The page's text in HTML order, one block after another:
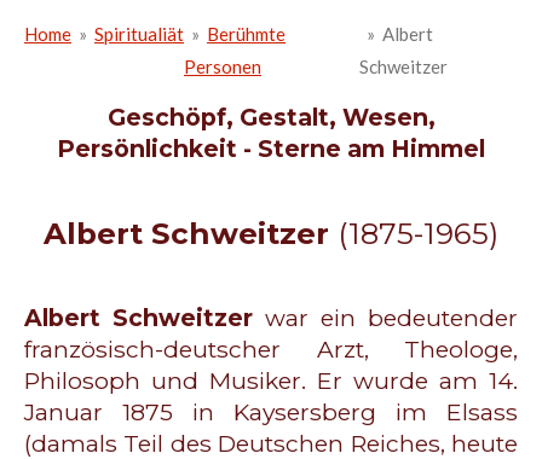
Home » Spiritualiät » Berühmte
Personen
» Albert
Schweitzer
Geschöpf, Gestalt, Wesen,
Persönlichkeit - Sterne am Himmel
Albert Schweitzer (1875-1965)
Albert Schweitzer war ein bedeutender
französisch-deutscher Arzt, Theologe,
Philosoph und Musiker. Er wurde am 14.
Januar 1875 in Kaysersberg im Elsass
(damals Teil des Deutschen Reiches, heute